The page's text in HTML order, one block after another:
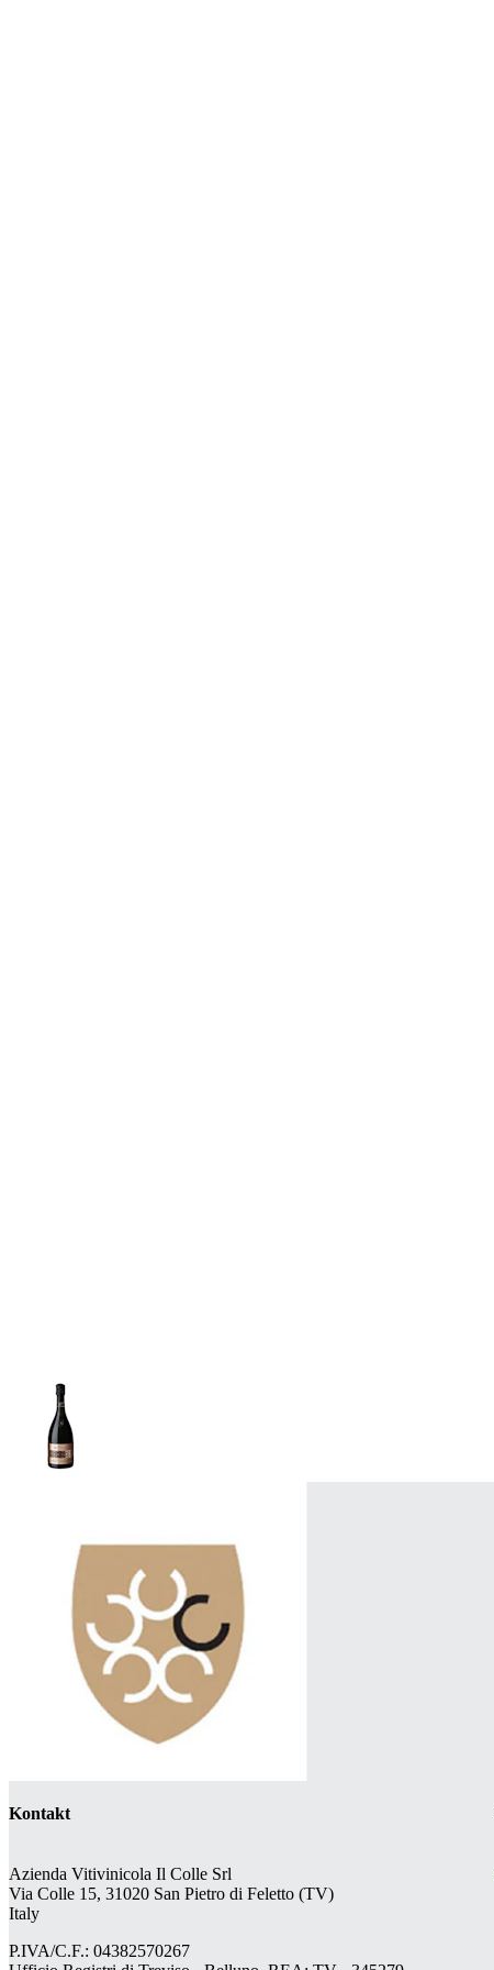
Kontakt
Azienda Vitivinicola Il Colle Srl
Via Colle 15, 31020 San Pietro di Feletto (TV)
Italy
P.IVA/C.F.: 04382570267